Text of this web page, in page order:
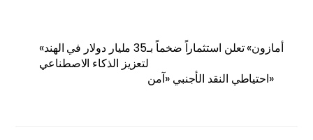
«أمازون» تعلن استثماراً ضخماً بـ35 مليار دولار في الهند
لتعزيز الذكاء الاصطناعي
احتياطي النقد الأجنبي «آمن»